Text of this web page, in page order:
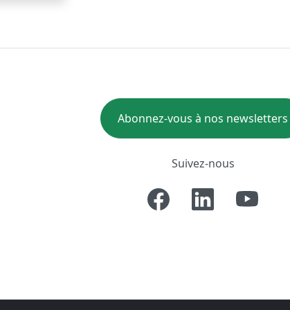
Abonnez-vous à nos newsletters
Suivez-nous